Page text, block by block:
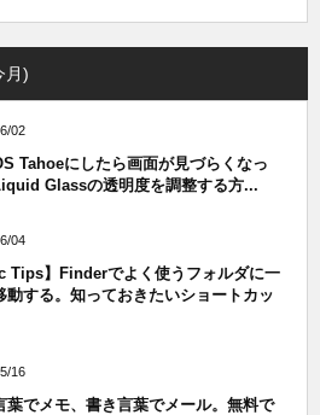
月)
02
Tahoeにしたら画面が見づらくなっ
Glassの透明度を調整する方...
04
Tips】Finderでよく使うフォルダに一
動する。知っておきたいショートカッ
16
葉でメモ、書き言葉でメール。無料で